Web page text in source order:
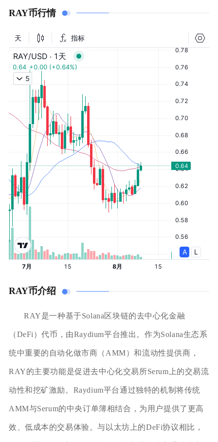
RAY币行情
RAY币介绍
RAY是一种基于Solana区块链的去中心化金融
（DeFi）代币，由Raydium平台推出。作为Solana生态系
统中重要的自动化做市商（AMM）和流动性提供商，
RAY的主要功能是促进去中心化交易所Serum上的交易流
动性和挖矿激励。Raydium平台通过独特的机制将传统
AMM与Serum的中央订单簿相结合，为用户提供了更高
效、低成本的交易体验。与以太坊上的DeFi协议相比，